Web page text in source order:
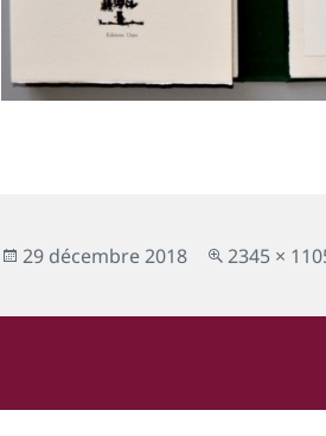
Publié
29 décembre 2018
Taille
2345 ×